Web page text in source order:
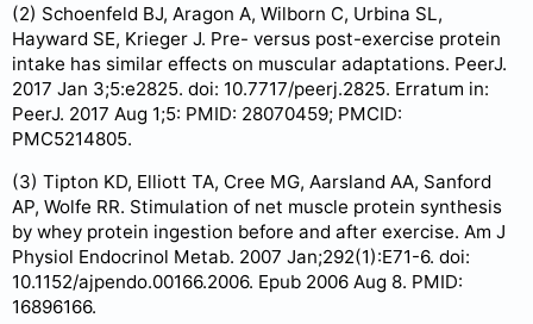
(2) Schoenfeld BJ, Aragon A, Wilborn C, Urbina SL,
Hayward SE, Krieger J. Pre- versus post-exercise protein
intake has similar effects on muscular adaptations. PeerJ.
2017 Jan 3;5:e2825. doi: 10.7717/peerj.2825. Erratum in:
PeerJ. 2017 Aug 1;5: PMID: 28070459; PMCID:
PMC5214805.
(3) Tipton KD, Elliott TA, Cree MG, Aarsland AA, Sanford
AP, Wolfe RR. Stimulation of net muscle protein synthesis
by whey protein ingestion before and after exercise. Am J
Physiol Endocrinol Metab. 2007 Jan;292(1):E71-6. doi:
10.1152/ajpendo.00166.2006. Epub 2006 Aug 8. PMID:
16896166.